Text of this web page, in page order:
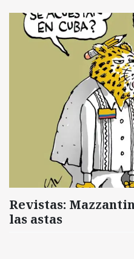
Revistas:
las astas